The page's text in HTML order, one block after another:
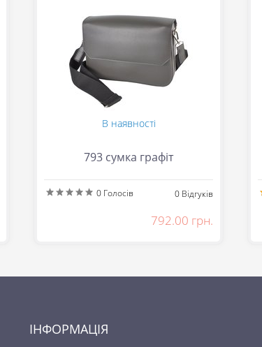
В наявності
793 сумка графіт
0 Голосів 0 Відгуків
792.00 грн.
ІНФОРМАЦІЯ